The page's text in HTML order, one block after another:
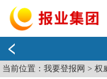
当前位置：我要登报网 >权